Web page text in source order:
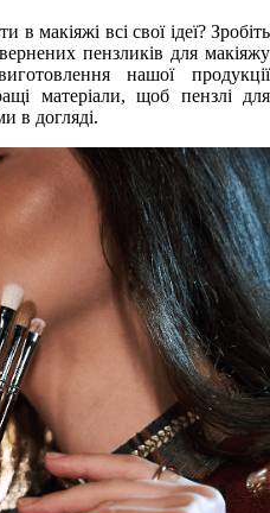
макіяжі всі свої ідеї? Зробіть
пензликів для макіяжу
нашої продукції
матеріали, щоб пензлі для
в догляді.